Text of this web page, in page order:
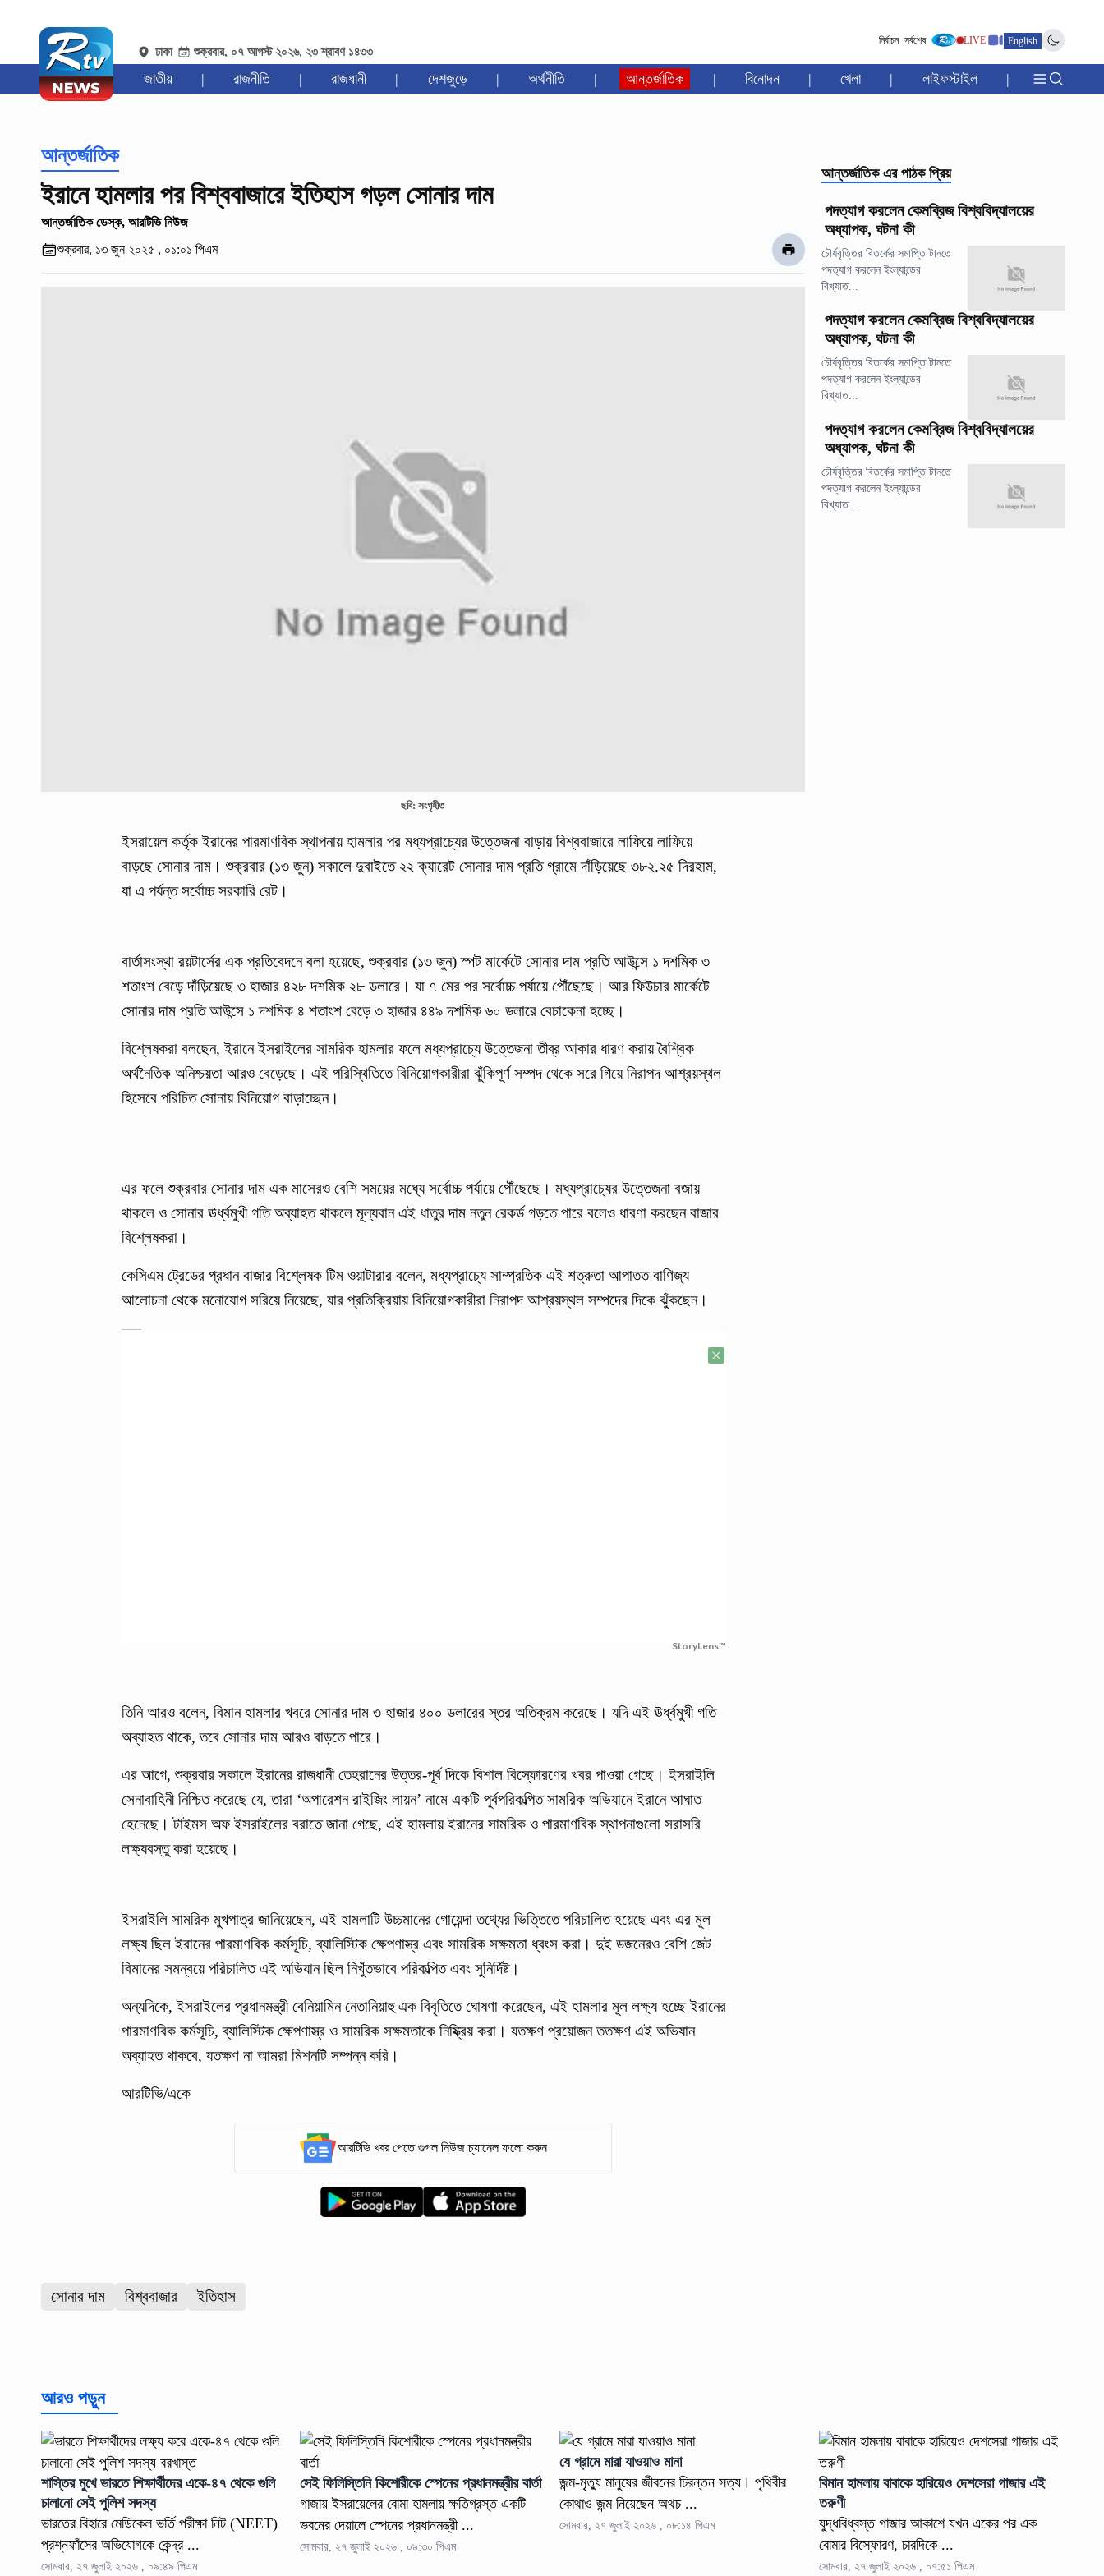
ঢাকা শুক্রবার, ০৭ আগস্ট ২০২৬, ২৩ শ্রাবণ ১৪৩৩
নির্বাচন সর্বশেষ LIVE English
জাতীয় | রাজনীতি | রাজধানী | দেশজুড়ে | অর্থনীতি | আন্তর্জাতিক | বিনোদন | খেলা | লাইফস্টাইল |
আন্তর্জাতিক
ইরানে হামলার পর বিশ্ববাজারে ইতিহাস গড়ল সোনার দাম
আন্তর্জাতিক ডেস্ক, আরটিভি নিউজ
শুক্রবার, ১৩ জুন ২০২৫ , ০১:০১ পিএম
ছবি: সংগৃহীত
ইসরায়েল কর্তৃক ইরানের পারমাণবিক স্থাপনায় হামলার পর মধ্যপ্রাচ্যের উত্তেজনা বাড়ায় বিশ্ববাজারে লাফিয়ে লাফিয়ে
বাড়ছে সোনার দাম। শুক্রবার (১৩ জুন) সকালে দুবাইতে ২২ ক্যারেট সোনার দাম প্রতি গ্রামে দাঁড়িয়েছে ৩৮২.২৫ দিরহাম,
যা এ পর্যন্ত সর্বোচ্চ সরকারি রেট।
বার্তাসংস্থা রয়টার্সের এক প্রতিবেদনে বলা হয়েছে, শুক্রবার (১৩ জুন) স্পট মার্কেটে সোনার দাম প্রতি আউন্সে ১ দশমিক ৩
শতাংশ বেড়ে দাঁড়িয়েছে ৩ হাজার ৪২৮ দশমিক ২৮ ডলারে। যা ৭ মের পর সর্বোচ্চ পর্যায়ে পৌঁছেছে। আর ফিউচার মার্কেটে
সোনার দাম প্রতি আউন্সে ১ দশমিক ৪ শতাংশ বেড়ে ৩ হাজার ৪৪৯ দশমিক ৬০ ডলারে বেচাকেনা হচ্ছে।
বিশ্লেষকরা বলছেন, ইরানে ইসরাইলের সামরিক হামলার ফলে মধ্যপ্রাচ্যে উত্তেজনা তীব্র আকার ধারণ করায় বৈশ্বিক
অর্থনৈতিক অনিশ্চয়তা আরও বেড়েছে। এই পরিস্থিতিতে বিনিয়োগকারীরা ঝুঁকিপূর্ণ সম্পদ থেকে সরে গিয়ে নিরাপদ আশ্রয়স্থল
হিসেবে পরিচিত সোনায় বিনিয়োগ বাড়াচ্ছেন।
এর ফলে শুক্রবার সোনার দাম এক মাসেরও বেশি সময়ের মধ্যে সর্বোচ্চ পর্যায়ে পৌঁছেছে। মধ্যপ্রাচ্যের উত্তেজনা বজায়
থাকলে ও সোনার ঊর্ধ্বমুখী গতি অব্যাহত থাকলে মূল্যবান এই ধাতুর দাম নতুন রেকর্ড গড়তে পারে বলেও ধারণা করছেন বাজার
বিশ্লেষকরা।
কেসিএম ট্রেডের প্রধান বাজার বিশ্লেষক টিম ওয়াটারার বলেন, মধ্যপ্রাচ্যে সাম্প্রতিক এই শত্রুতা আপাতত বাণিজ্য
আলোচনা থেকে মনোযোগ সরিয়ে নিয়েছে, যার প্রতিক্রিয়ায় বিনিয়োগকারীরা নিরাপদ আশ্রয়স্থল সম্পদের দিকে ঝুঁকছেন।
StoryLens™
তিনি আরও বলেন, বিমান হামলার খবরে সোনার দাম ৩ হাজার ৪০০ ডলারের স্তর অতিক্রম করেছে। যদি এই ঊর্ধ্বমুখী গতি
অব্যাহত থাকে, তবে সোনার দাম আরও বাড়তে পারে।
এর আগে, শুক্রবার সকালে ইরানের রাজধানী তেহরানের উত্তর-পূর্ব দিকে বিশাল বিস্ফোরণের খবর পাওয়া গেছে। ইসরাইলি
সেনাবাহিনী নিশ্চিত করেছে যে, তারা ‘অপারেশন রাইজিং লায়ন’ নামে একটি পূর্বপরিকল্পিত সামরিক অভিযানে ইরানে আঘাত
হেনেছে। টাইমস অফ ইসরাইলের বরাতে জানা গেছে, এই হামলায় ইরানের সামরিক ও পারমাণবিক স্থাপনাগুলো সরাসরি
লক্ষ্যবস্তু করা হয়েছে।
ইসরাইলি সামরিক মুখপাত্র জানিয়েছেন, এই হামলাটি উচ্চমানের গোয়েন্দা তথ্যের ভিত্তিতে পরিচালিত হয়েছে এবং এর মূল
লক্ষ্য ছিল ইরানের পারমাণবিক কর্মসূচি, ব্যালিস্টিক ক্ষেপণাস্ত্র এবং সামরিক সক্ষমতা ধ্বংস করা। দুই ডজনেরও বেশি জেট
বিমানের সমন্বয়ে পরিচালিত এই অভিযান ছিল নিখুঁতভাবে পরিকল্পিত এবং সুনির্দিষ্ট।
অন্যদিকে, ইসরাইলের প্রধানমন্ত্রী বেনিয়ামিন নেতানিয়াহু এক বিবৃতিতে ঘোষণা করেছেন, এই হামলার মূল লক্ষ্য হচ্ছে ইরানের
পারমাণবিক কর্মসূচি, ব্যালিস্টিক ক্ষেপণাস্ত্র ও সামরিক সক্ষমতাকে নিষ্ক্রিয় করা। যতক্ষণ প্রয়োজন ততক্ষণ এই অভিযান
অব্যাহত থাকবে, যতক্ষণ না আমরা মিশনটি সম্পন্ন করি।
আরটিভি/একে
আরটিভি খবর পেতে গুগল নিউজ চ্যানেল ফলো করুন
সোনার দাম বিশ্ববাজার ইতিহাস
আন্তর্জাতিক এর পাঠক প্রিয়
পদত্যাগ করলেন কেমব্রিজ বিশ্ববিদ্যালয়ের
অধ্যাপক, ঘটনা কী
চৌর্যবৃত্তির বিতর্কের সমাপ্তি টানতে
পদত্যাগ করলেন ইংল্যান্ডের
বিখ্যাত...
পদত্যাগ করলেন কেমব্রিজ বিশ্ববিদ্যালয়ের
অধ্যাপক, ঘটনা কী
চৌর্যবৃত্তির বিতর্কের সমাপ্তি টানতে
পদত্যাগ করলেন ইংল্যান্ডের
বিখ্যাত...
পদত্যাগ করলেন কেমব্রিজ বিশ্ববিদ্যালয়ের
অধ্যাপক, ঘটনা কী
চৌর্যবৃত্তির বিতর্কের সমাপ্তি টানতে
পদত্যাগ করলেন ইংল্যান্ডের
বিখ্যাত...
আরও পড়ুন
শাস্তির মুখে ভারতে শিক্ষার্থীদের একে-৪৭ থেকে গুলি
চালানো সেই পুলিশ সদস্য
ভারতের বিহারে মেডিকেল ভর্তি পরীক্ষা নিট (NEET)
প্রশ্নফাঁসের অভিযোগকে কেন্দ্র ...
সোমবার, ২৭ জুলাই ২০২৬ , ০৯:৪৯ পিএম
সেই ফিলিস্তিনি কিশোরীকে স্পেনের প্রধানমন্ত্রীর বার্তা
গাজায় ইসরায়েলের বোমা হামলায় ক্ষতিগ্রস্ত একটি
ভবনের দেয়ালে স্পেনের প্রধানমন্ত্রী ...
সোমবার, ২৭ জুলাই ২০২৬ , ০৯:৩০ পিএম
যে গ্রামে মারা যাওয়াও মানা
জন্ম-মৃত্যু মানুষের জীবনের চিরন্তন সত্য। পৃথিবীর
কোথাও জন্ম নিয়েছেন অথচ ...
সোমবার, ২৭ জুলাই ২০২৬ , ০৮:১৪ পিএম
বিমান হামলায় বাবাকে হারিয়েও দেশসেরা গাজার এই
তরুণী
যুদ্ধবিধ্বস্ত গাজার আকাশে যখন একের পর এক
বোমার বিস্ফোরণ, চারদিকে ...
সোমবার, ২৭ জুলাই ২০২৬ , ০৭:৫১ পিএম